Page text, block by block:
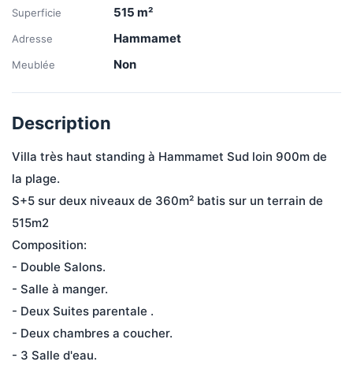
Superficie 515 m²
Adresse Hammamet
Meublée Non
Description
Villa très haut standing à Hammamet Sud loin 900m de
la plage.
S+5 sur deux niveaux de 360m² batis sur un terrain de
515m2
Composition:
- Double Salons.
- Salle à manger.
- Deux Suites parentale .
- Deux chambres a coucher.
- 3 Salle d'eau.